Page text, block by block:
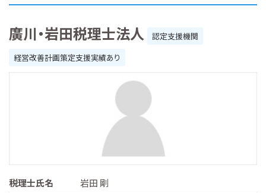
廣川・岩田税理士法人
認定支援機関
経営改善計画策定支援実績あり
税理士氏名
岩田 剛